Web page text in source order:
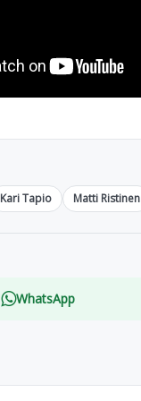
Kari Tapio Matti Ristinen
WhatsApp